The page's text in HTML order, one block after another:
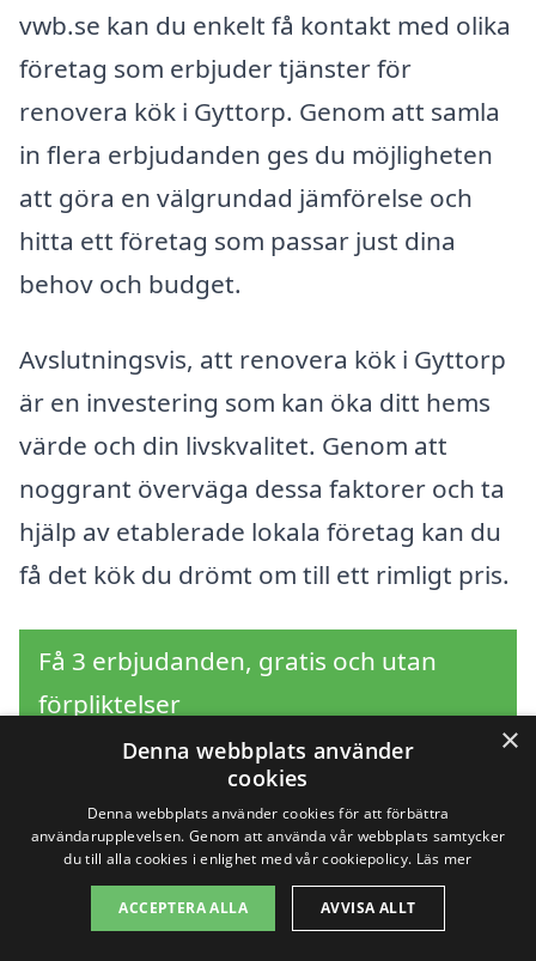
vwb.se kan du enkelt få kontakt med olika
företag som erbjuder tjänster för
renovera kök i Gyttorp. Genom att samla
in flera erbjudanden ges du möjligheten
att göra en välgrundad jämförelse och
hitta ett företag som passar just dina
behov och budget.
Avslutningsvis, att renovera kök i Gyttorp
är en investering som kan öka ditt hems
värde och din livskvalitet. Genom att
noggrant överväga dessa faktorer och ta
hjälp av etablerade lokala företag kan du
få det kök du drömt om till ett rimligt pris.
Få 3 erbjudanden, gratis och utan
förpliktelser
Sök efter en
professionell för
renovera kök i andra
×
Denna webbplats använder
cookies
Denna webbplats använder cookies för att förbättra
användarupplevelsen. Genom att använda vår webbplats samtycker
du till alla cookies i enlighet med vår cookiepolicy. Läs mer
ACCEPTERA ALLA AVVISA ALLT